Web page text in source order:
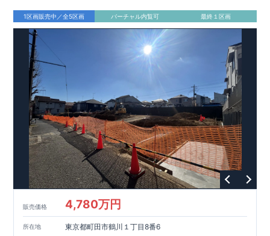
7つの厳しい技術基準をクリアした物件だけが認定を受けられる
長期優良住宅。
長期優良住宅として認定を受けるためには、国が定めた下記7つ
の技術基準をクリアする必要があります。東栄住宅は全棟でク
リア！①耐震性②劣化対策③維持管理性④住戸面積⑤省エネル
ギー性⑥居住環境⑦維持保全管理
そのほかの魅力として、住宅ローン金利優遇、固定資産税の減
税、中古市場での売却時にも有利です。
住宅性能評価ダブル
取得
「設計」と「建設」のダブルで性
能を評価されています！図面を第三者機関へ提出します。外部
評価委員が建設中に3回、竣工時に1回の現場検査が行われま
す。構造の安定、劣化の軽減、維持管理への配慮、温熱環境・
エネルギー消費量（断熱等性能）の必須4分野、空気環境で、最
高等級取得！ ■ 耐震等級3 もっと詳しく 東栄住宅の建物
は、国が定めた耐震最高等級3を取得。建築基準法に定められ
た、｢数百年に一度発生する地震に対して、倒壊、崩壊しない｣
という基準から、さらに1.5倍の耐震力を達成しています。
風等級2 災害時の損傷の受けにくさを評価されています。建築
1.2倍の暴風に対しても損傷を生じないことで耐風最高等級
取得しています。 ■自社一貫体制もっと詳しく 東栄住宅は土
地の仕入れ、設計、施工、販売、メンテナンスまで、すべての
当社こだわりの空間アイディアをショート動画で
ご紹介しています。ここをクリック
1区画販売中／全5区画 バーチャル内覧可 最終１区画
販売価格 4,780万円
所在地 東京都町田市鶴川１丁目8番6